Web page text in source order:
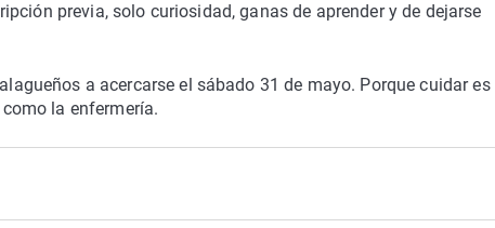
previa, solo curiosidad, ganas de aprender y de dejarse
a acercarse el sábado 31 de mayo. Porque cuidar es
la enfermería.